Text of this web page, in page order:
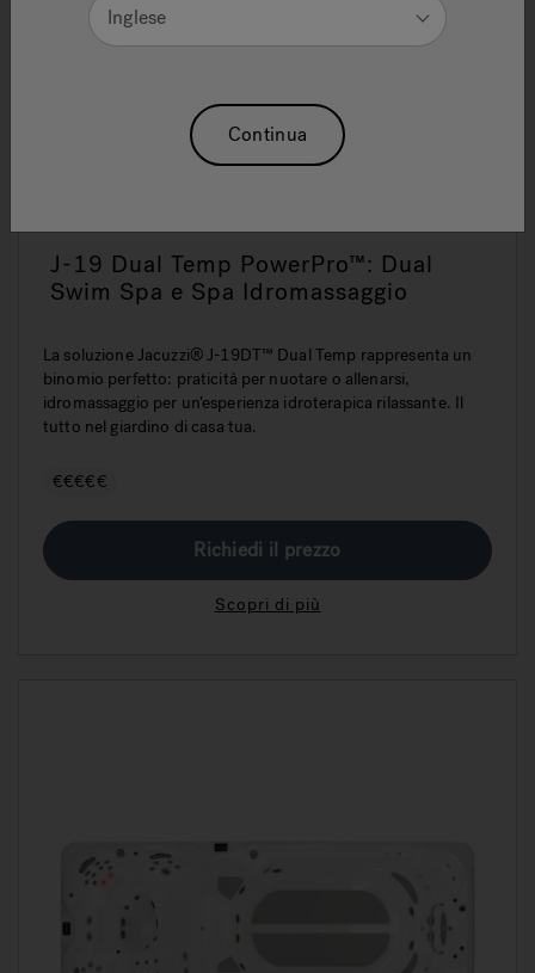
J-19 Dual Temp PowerPro™: Dual
Swim Spa e Spa Idromassaggio
La soluzione Jacuzzi® J-19DT™ Dual Temp rappresenta un
binomio perfetto: praticità per nuotare o allenarsi,
idromassaggio per un’esperienza idroterapica rilassante. Il
tutto nel giardino di casa tua.
€€€€€
Richiedi il prezzo
Scopri di più
Inglese
Continua